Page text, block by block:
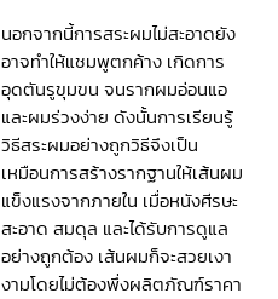
นอกจากนี้การสระผมไม่สะอาดยัง
อาจทำให้แชมพูตกค้าง เกิดการ
อุดตันรูขุมขน จนรากผมอ่อนแอ
และผมร่วงง่าย ดังนั้นการเรียนรู้
วิธีสระผมอย่างถูกวิธีจึงเป็น
เหมือนการสร้างรากฐานให้เส้นผม
แข็งแรงจากภายใน เมื่อหนังศีรษะ
สะอาด สมดุล และได้รับการดูแล
อย่างถูกต้อง เส้นผมก็จะสวยเงา
งามโดยไม่ต้องพึ่งผลิตภัณฑ์ราคา